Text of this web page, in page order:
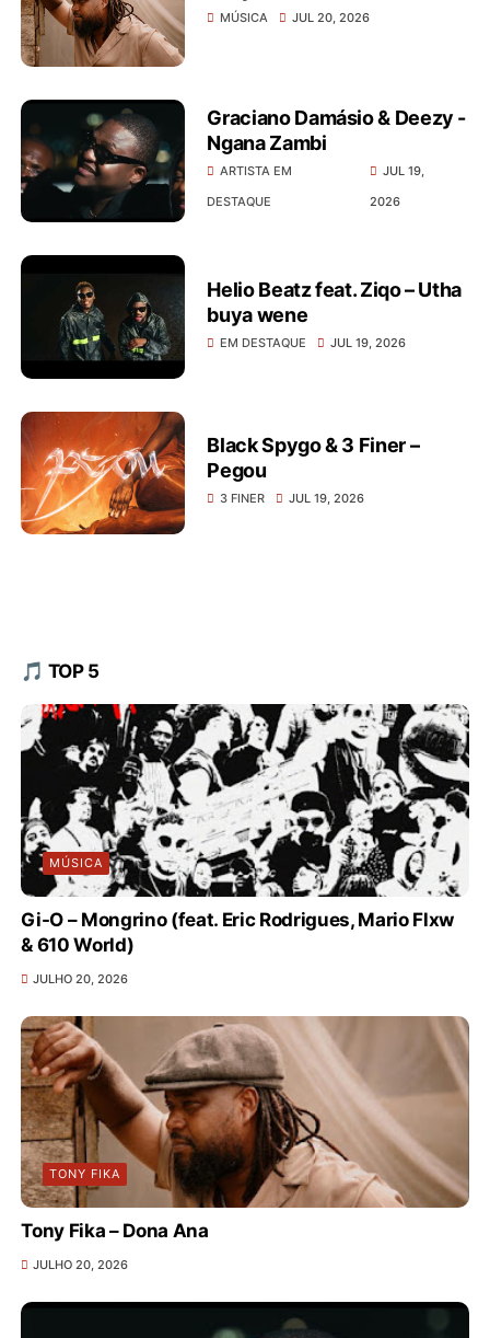
MÚSICA JUL 20, 2026
Graciano Damásio & Deezy -
Ngana Zambi
ARTISTA EM
DESTAQUE
JUL 19,
2026
Helio Beatz feat. Ziqo – Utha
buya wene
EM DESTAQUE JUL 19, 2026
Black Spygo & 3 Finer –
Pegou
3 FINER JUL 19, 2026
🎵 TOP 5
MÚSICA
Gi-O – Mongrino (feat. Eric Rodrigues, Mario Flxw
& 610 World)
JULHO 20, 2026
TONY FIKA
Tony Fika – Dona Ana
JULHO 20, 2026